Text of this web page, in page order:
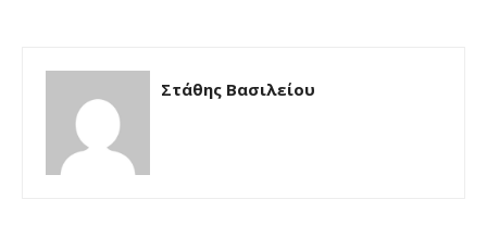
Στάθης Βασιλείου